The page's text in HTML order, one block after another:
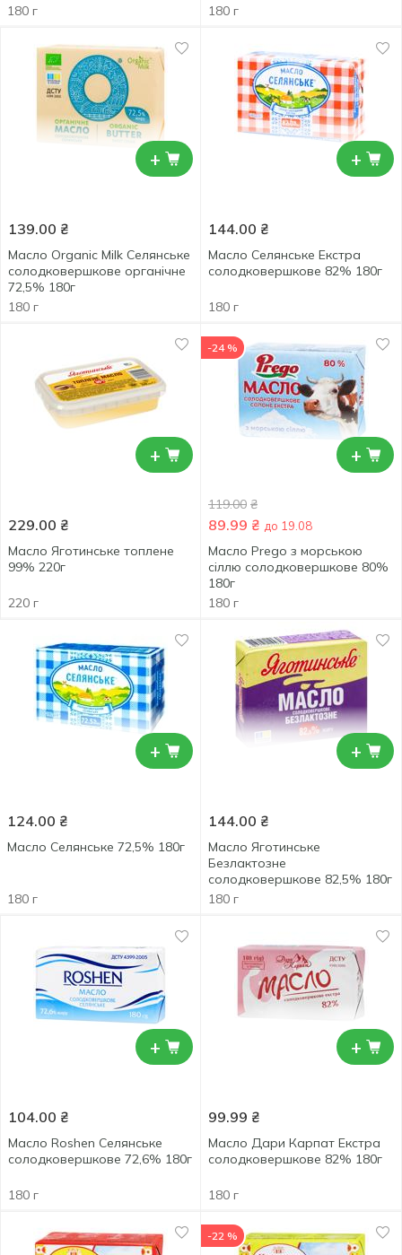
180 г
180 г
+
139.00 ₴
Масло Organic Milk Селянське
солодковершкове органічне
72,5% 180г
180 г
+
144.00 ₴
Масло Селянське Екстра
солодковершкове 82% 180г
180 г
+
229.00 ₴
Масло Яготинське топлене
99% 220г
220 г
+
-24 %
119.00 ₴
89.99 ₴ до 19.08
Масло Prego з морською
сіллю солодковершкове 80%
180г
180 г
+
124.00 ₴
Масло Селянське 72,5% 180г
180 г
+
144.00 ₴
Масло Яготинське
Безлактозне
солодковершкове 82,5% 180г
180 г
+
104.00 ₴
Масло Roshen Селянське
солодковершкове 72,6% 180г
180 г
+
99.99 ₴
Масло Дари Карпат Екстра
солодковершкове 82% 180г
180 г
-22 %